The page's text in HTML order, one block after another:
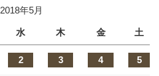
2018年5月
水 木 金 土
2 3 4 5